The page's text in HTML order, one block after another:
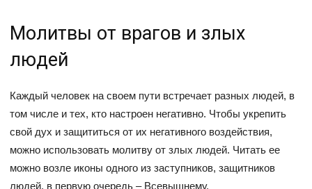
Молитвы от врагов и злых
людей
Каждый человек на своем пути встречает разных людей, в
том числе и тех, кто настроен негативно. Чтобы укрепить
свой дух и защититься от их негативного воздействия,
можно использовать молитву от злых людей. Читать ее
можно возле иконы одного из заступников, защитников
людей, в первую очередь – Всевышнему.